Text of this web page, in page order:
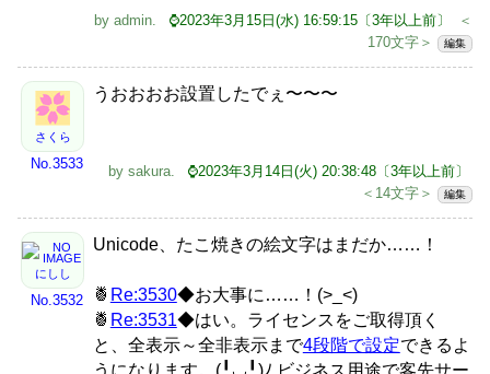
by admin. ⌚2023年3月15日(水) 16:59:15〔3年以上前〕
＜
170文字＞
編集
さくら
No.3533
うおおおお設置したでぇ〜〜〜
by sakura.
⌚2023年3月14日(火) 20:38:48〔3年以上前〕
＜14文字＞
編集
にしし
No.3532
Unicode、たこ焼きの絵文字はまだか……！
🍍 Re:3530◆お大事に……！(>_<)
🍍 Re:3531◆はい。ライセンスをご取得頂く
と、全表示～全非表示まで4段階で設定できるよ
うになります。(╹◡╹)ﾉ ビジネス用途で客先サー